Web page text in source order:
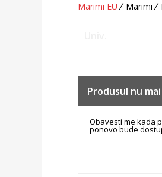
Marimi EU Marimi
Produsul nu
Obavesti me kada
ponovo bude